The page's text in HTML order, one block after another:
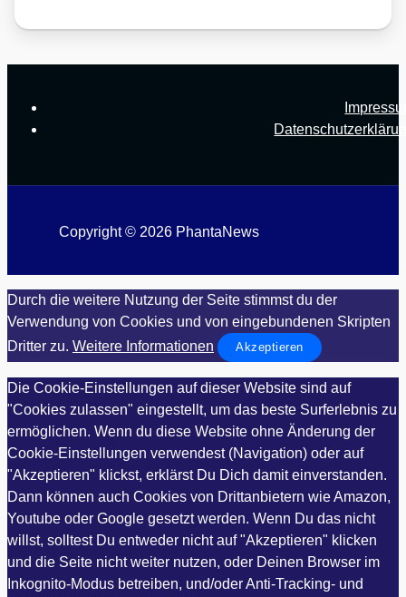
Copyright © 2026 PhantaNews
Durch die weitere Nutzung der Seite stimmst du der
Verwendung von Cookies und von eingebundenen Skripten
Dritter zu. Weitere Informationen Akzeptieren
Die Cookie-Einstellungen auf dieser Website sind auf
"Cookies zulassen" eingestellt, um das beste Surferlebnis zu
ermöglichen. Wenn du diese Website ohne Änderung der
Cookie-Einstellungen verwendest (Navigation) oder auf
"Akzeptieren" klickst, erklärst Du Dich damit einverstanden.
Dann können auch Cookies von Drittanbietern wie Amazon,
Youtube oder Google gesetzt werden. Wenn Du das nicht
willst, solltest Du entweder nicht auf "Akzeptieren" klicken
und die Seite nicht weiter nutzen, oder Deinen Browser im
Inkognito-Modus betreiben, und/oder Anti-Tracking- und